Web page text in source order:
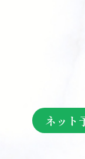
ネット